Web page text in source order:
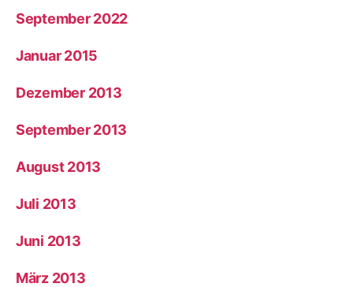
September 2022
Januar 2015
Dezember 2013
September 2013
August 2013
Juli 2013
Juni 2013
März 2013